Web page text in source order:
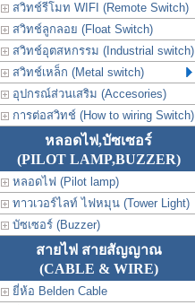
สวิทช์รีโมท WIFI (Remote Switch)
สวิทช์ลูกลอย (Float Switch)
สวิทช์อุตสหกรรม (Industrial switch)
สวิทช์เหล็ก (Metal switch)
อุปกรณ์ส่วนเสริม (Accesories)
การต่อสวิทช์ (How to wiring Switch)
หลอดไฟ,บัซเซอร์
(PILOT LAMP,BUZZER)
หลอดไฟ (Pilot lamp)
ทาวเวอร์ไลท์ ไฟหมุน (Tower Light)
บัซเซอร์ (Buzzer)
สายไฟ สายสัญญาณ
(CABLE & WIRE)
ยี่ห้อ Belden Cable